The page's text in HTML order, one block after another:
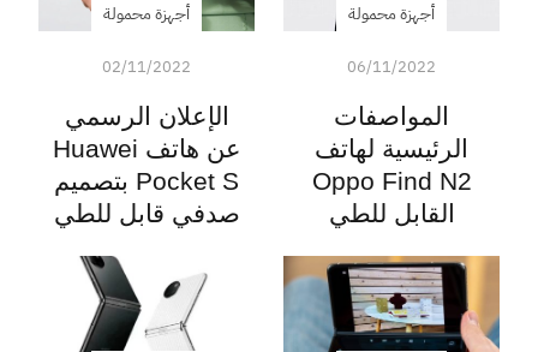
أجهزة محمولة
06/11/2022
المواصفات
الرئيسية لهاتف
Oppo Find N2
القابل للطي
أجهزة محمولة
02/11/2022
الإعلان الرسمي
عن هاتف Huawei
Pocket S بتصميم
صدفي قابل للطي